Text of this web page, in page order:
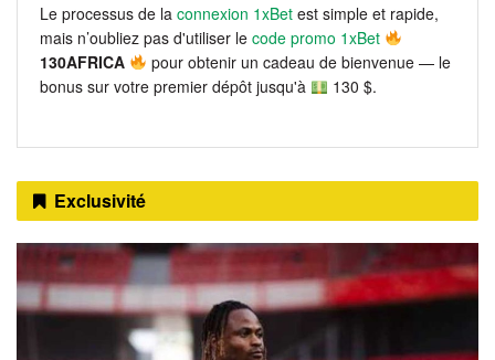
Le processus de la connexion 1xBet est simple et rapide,
mais n’oubliez pas d'utiliser le code promo 1xBet
130AFRICA
pour obtenir un cadeau de bienvenue — le
bonus sur votre premier dépôt jusqu'à
130 $.
Exclusivité